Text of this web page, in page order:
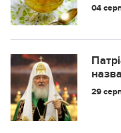
04
29